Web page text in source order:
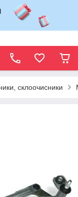
склоочисники